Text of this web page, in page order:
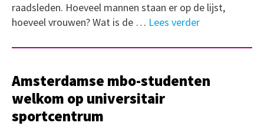
raadsleden. Hoeveel mannen staan er op de lijst,
hoeveel vrouwen? Wat is de … Lees verder
Amsterdamse mbo-studenten
welkom op universitair
sportcentrum